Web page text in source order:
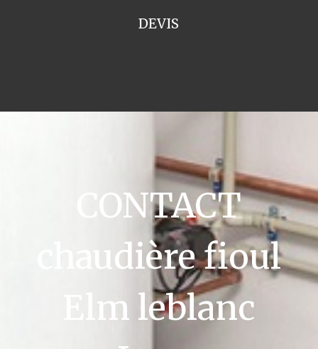
DEVIS
CONTACT
chaudière fioul
Elm leblanc